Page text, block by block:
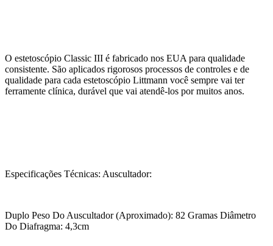
O estetoscópio Classic III é fabricado nos EUA para qualidade
consistente. São aplicados rigorosos processos de controles e de
qualidade para cada estetoscópio Littmann você sempre vai ter
ferramente clínica, durável que vai atendê-los por muitos anos.
Especificações Técnicas: Auscultador:
Duplo Peso Do Auscultador (Aproximado): 82 Gramas Diâmetro
Do Diafragma: 4,3cm